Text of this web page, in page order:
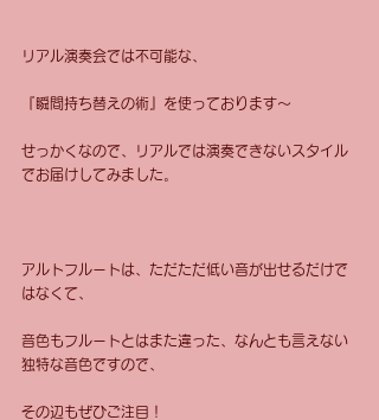
リアル演奏会では不可能な、
『瞬間持ち替えの術』を使っております〜
せっかくなので、リアルでは演奏できないスタイル
でお届けしてみました。
アルトフルートは、ただただ低い音が出せるだけで
はなくて、
音色もフルートとはまた違った、なんとも言えない
独特な音色ですので、
その辺もぜひご注目！